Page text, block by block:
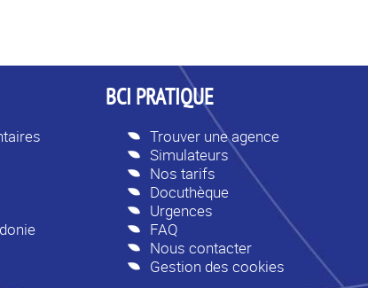
BCI PRATIQUE
Trouver une agence
Simulateurs
Nos tarifs
Docuthèque
Urgences
FAQ
Nous contacter
Gestion des cookies